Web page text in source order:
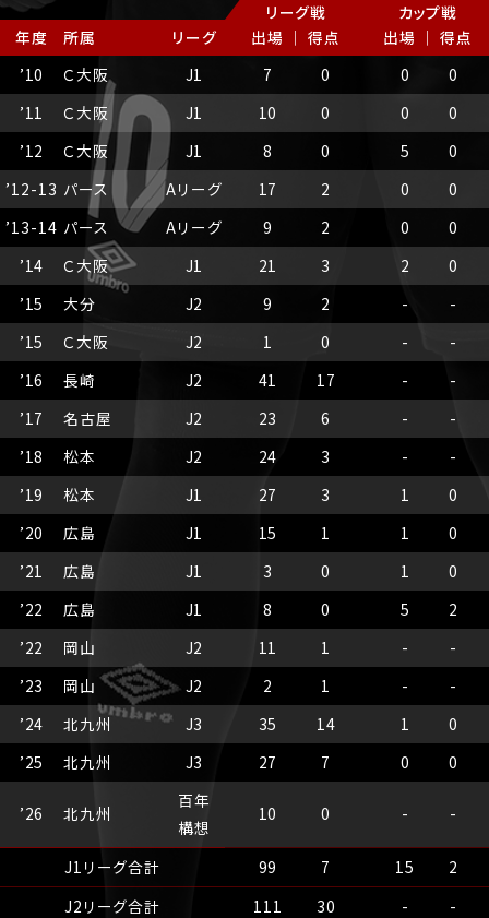
リーグ戦
カップ戦
年度
所属 リーグ 出場 ｜ 得点
出場 ｜ 得点
’10 Ｃ大阪 J1 7 0 0
0
’11 Ｃ大阪 J1 10 0 0
0
’12 Ｃ大阪 J1 8 0 5
0
’12-13 パース Aリーグ 17 2 0
0
’13-14 パース Aリーグ 9 2 0
0
’14 Ｃ大阪 J1 21 3 2
0
’15 大分 J2 9 2 -
-
’15 Ｃ大阪 J2 1 0 -
-
’16 長崎 J2 41 17 -
-
’17 名古屋 J2 23 6 -
-
’18 松本 J2 24 3 -
-
’19 松本 J1 27 3 1
0
’20 広島 J1 15 1 1
0
’21 広島 J1 3 0 1
0
’22 広島 J1 8 0 5
2
’22 岡山 J2 11 1 -
-
’23 岡山 J2 2 1 -
-
’24 北九州 J3 35 14 1
0
’25 北九州 J3 27 7 0 0
’26 北九州
百年
構想
10 0 - -
J1リーグ合計 99 7 15
2
J2リーグ合計
111 30 -
-